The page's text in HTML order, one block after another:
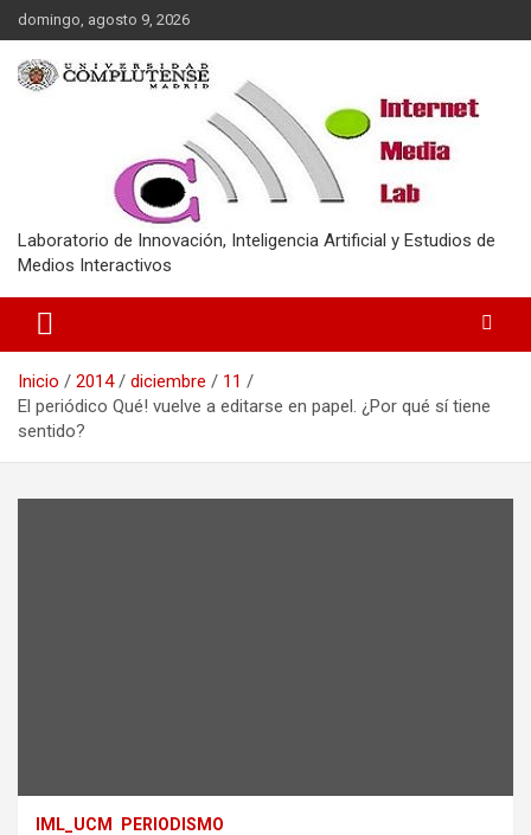
Saltar
al
contenido
domingo, agosto 9, 2026
Laboratorio de Innovación, Inteligencia Artificial y Estudios de
Medios Interactivos
Inicio 2014 diciembre
11
El periódico Qué! vuelve a editarse en papel. ¿Por qué sí tiene
sentido?
IML_UCM PERIODISMO